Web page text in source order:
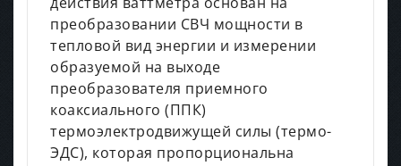
преобразовании СВЧ мощности в
тепловой вид энергии и измерении
образуемой на выходе
преобразователя приемного
коаксиального (ППК)
термоэлектродвижущей силы (термо-
ЭДС), которая пропорциональна